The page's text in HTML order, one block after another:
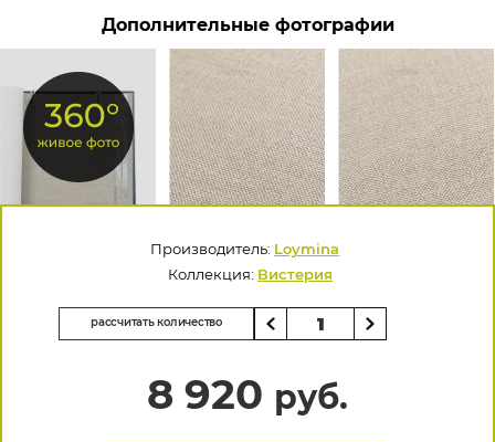
Дополнительные фотографии
Производитель: Loymina
Коллекция: Вистерия
рассчитать количество
8 920 руб.